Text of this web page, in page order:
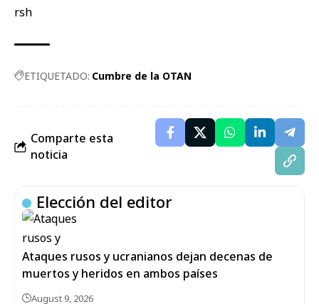
rsh
ETIQUETADO: Cumbre de la OTAN
Comparte esta
noticia
Elección del editor
Ataques rusos y ucranianos dejan decenas de
muertos y heridos en ambos países
August 9, 2026